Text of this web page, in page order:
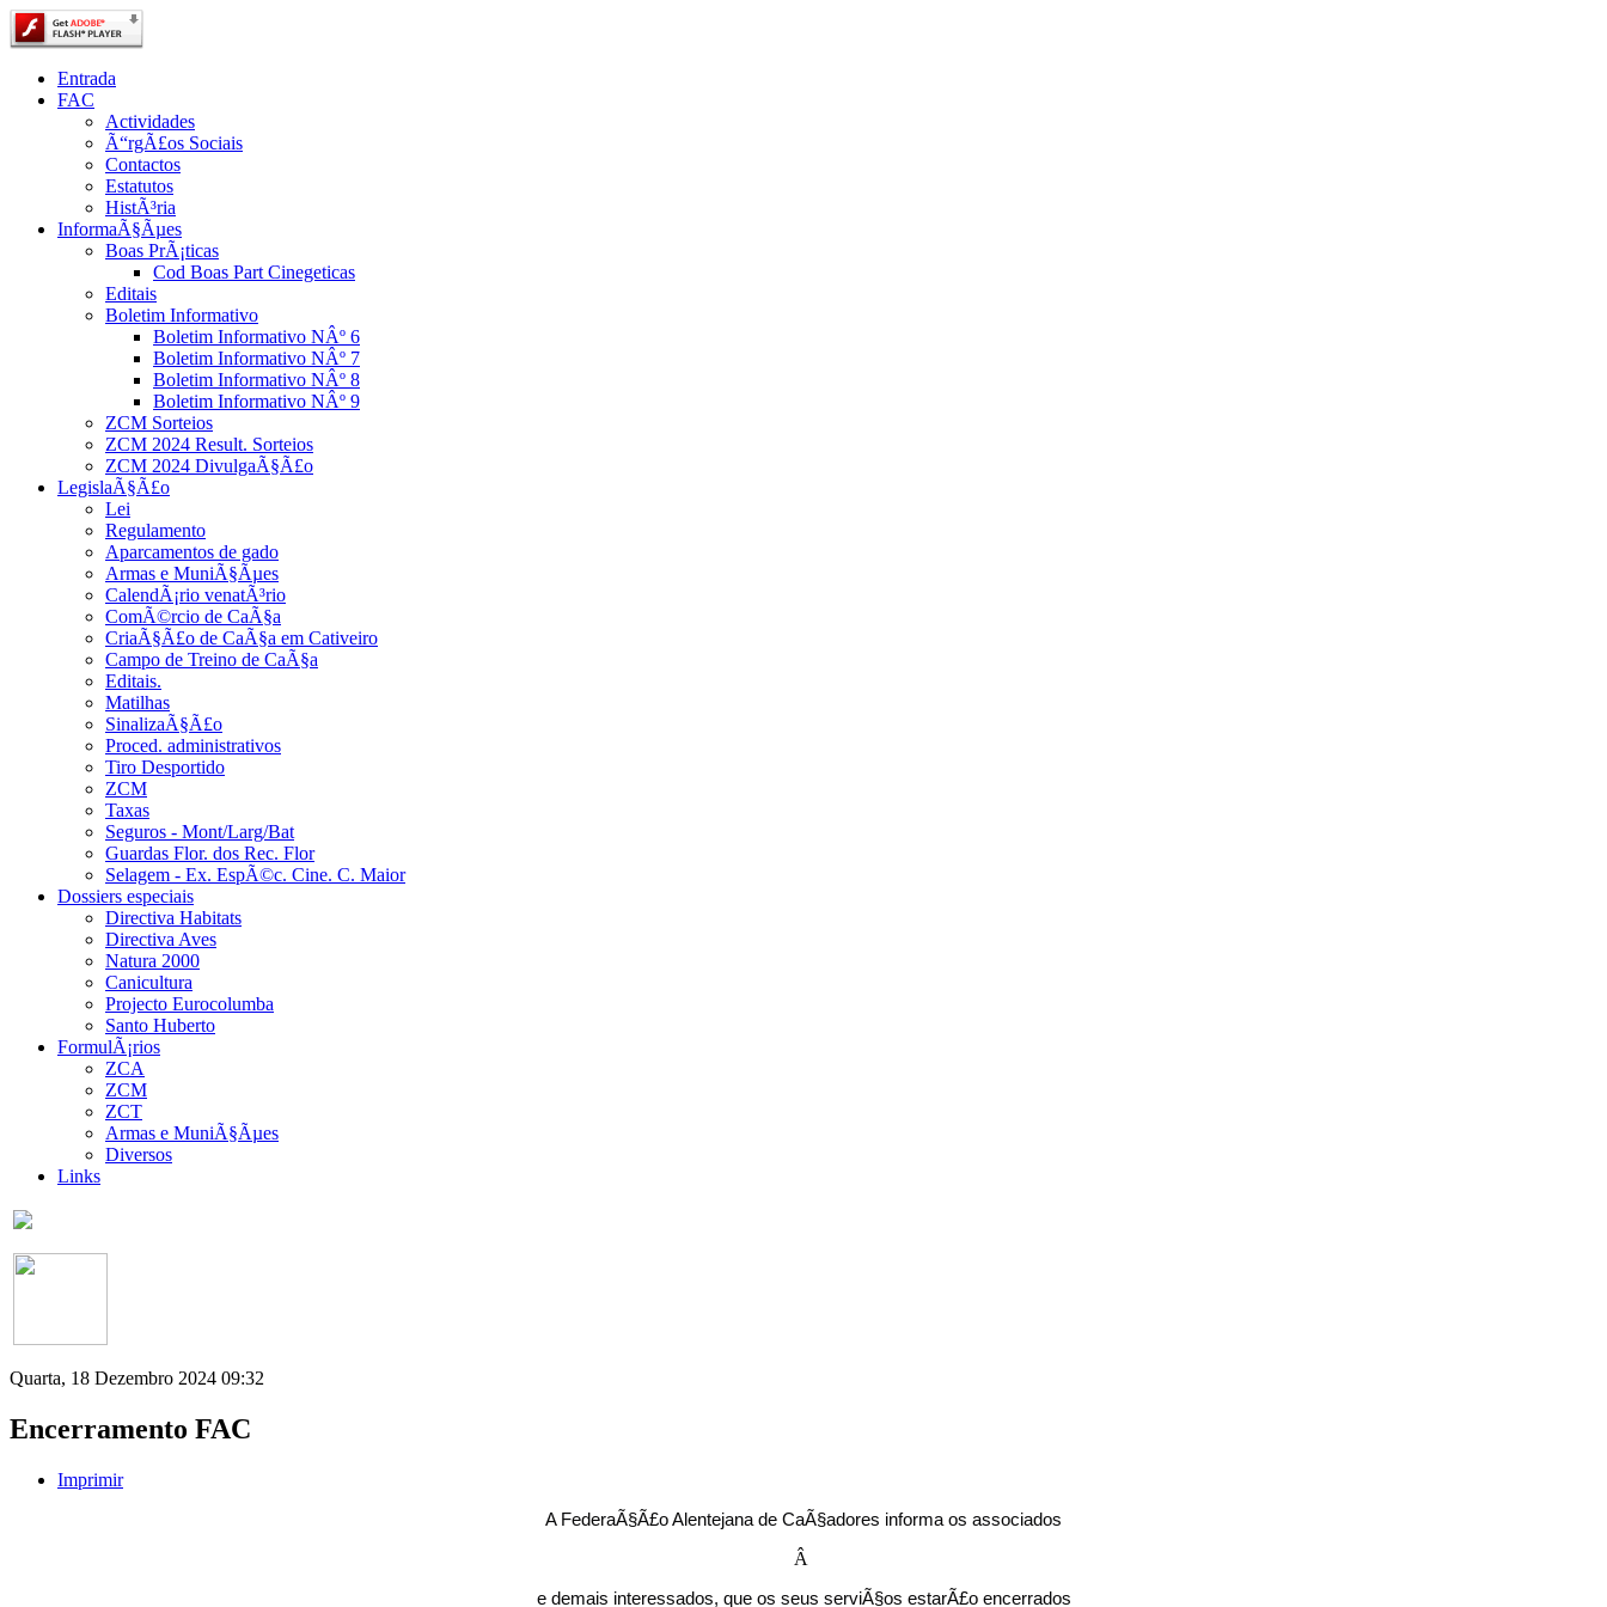
Entrada
FAC
Actividades
Ã“rgÃ£os Sociais
Contactos
Estatutos
HistÃ³ria
InformaÃ§Ãµes
Boas PrÃ¡ticas
Cod Boas Part Cinegeticas
Editais
Boletim Informativo
Boletim Informativo NÂº 6
Boletim Informativo NÂº 7
Boletim Informativo NÂº 8
Boletim Informativo NÂº 9
ZCM Sorteios
ZCM 2024 Result. Sorteios
ZCM 2024 DivulgaÃ§Ã£o
LegislaÃ§Ã£o
Lei
Regulamento
Aparcamentos de gado
Armas e MuniÃ§Ãµes
CalendÃ¡rio venatÃ³rio
ComÃ©rcio de CaÃ§a
CriaÃ§Ã£o de CaÃ§a em Cativeiro
Campo de Treino de CaÃ§a
Editais.
Matilhas
SinalizaÃ§Ã£o
Proced. administrativos
Tiro Desportido
ZCM
Taxas
Seguros - Mont/Larg/Bat
Guardas Flor. dos Rec. Flor
Selagem - Ex. EspÃ©c. Cine. C. Maior
Dossiers especiais
Directiva Habitats
Directiva Aves
Natura 2000
Canicultura
Projecto Eurocolumba
Santo Huberto
FormulÃ¡rios
ZCA
ZCM
ZCT
Armas e MuniÃ§Ãµes
Diversos
Links
Quarta, 18 Dezembro 2024 09:32
Encerramento FAC
Imprimir
A FederaÃ§Ã£o Alentejana de CaÃ§adores informa os associados
Â
e demais interessados, que os seus serviÃ§os estarÃ£o encerrados